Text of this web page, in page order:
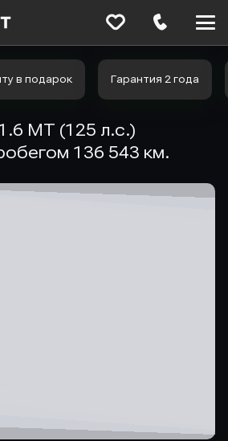
в подарок Гарантия 2 года
MT (125 л.с.)
136 543 км.